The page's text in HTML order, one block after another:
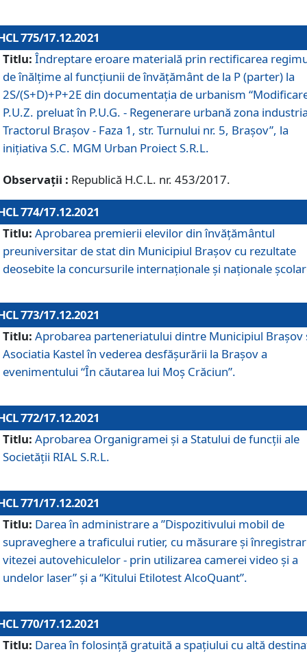
775/17.12.2021
Titlu: Îndreptare eroare materială prin rectificarea
de înălţime al funcţiunii de învăţământ de la P (parter) la
2S/(S+D)+P+2E din documentaţia de urbanism
P.U.Z. preluat în P.U.G. - Regenerare urbană zona
Tractorul Braşov - Faza 1, str. Turnului nr. 5, Braşov”, la
iniţiativa S.C. MGM Urban Proiect S.R.L.
Observații : Republică H.C.L. nr. 453/2017.
774/17.12.2021
Titlu: Aprobarea premierii elevilor din învățământul
preuniversitar de stat din Municipiul Brașov cu rezultate
deosebite la concursurile internaționale și naționale
773/17.12.2021
Titlu: Aprobarea parteneriatului dintre Municipiul Brașov
Asociatia Kastel în vederea desfăşurării la Brașov a
evenimentului “În căutarea lui Moș Crăciun”.
772/17.12.2021
Titlu: Aprobarea Organigramei şi a Statului de funcţii ale
Societăţii RIAL S.R.L.
771/17.12.2021
Titlu: Darea în administrare a ”Dispozitivului mobil de
supraveghere a traficului rutier, cu măsurare și
vitezei autovehiculelor - prin utilizarea camerei video și a
undelor laser” și a “Kitului Etilotest AlcoQuant”.
770/17.12.2021
Titlu: Darea în folosinţă gratuită a spaţiului cu altă